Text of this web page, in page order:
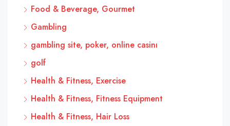
Food & Beverage, Gourmet
Gambling
gambling site, poker, online casinı
golf
Health & Fitness, Exercise
Health & Fitness, Fitness Equipment
Health & Fitness, Hair Loss